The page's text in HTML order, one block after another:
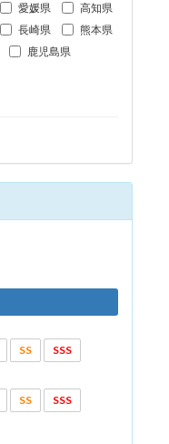
愛媛県 高知県
長崎県
熊本県
鹿児島県
SS SSS
SS SSS